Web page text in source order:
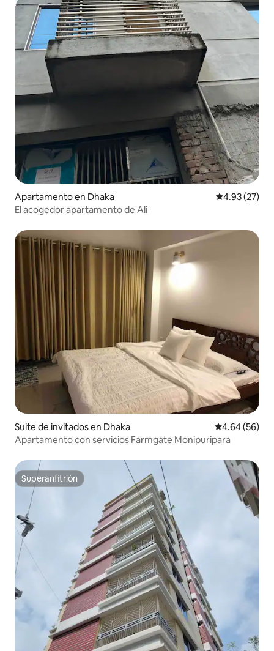
Apartamento en Dhaka Calificación
4.93 (27)
El acogedor apartamento de Ali
Suite de invitados en Dhaka Calificación
4.64 (56)
Apartamento con servicios Farmgate Monipuripara
Superanfitrión
Superanfitrión